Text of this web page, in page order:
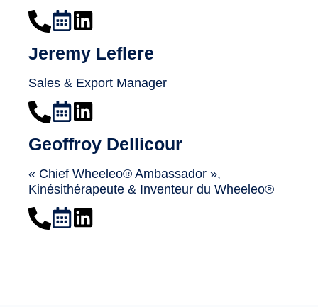
Jeremy Leflere
Sales & Export Manager
Geoffroy Dellicour
« Chief Wheeleo® Ambassador »,
Kinésithérapeute & Inventeur du Wheeleo®